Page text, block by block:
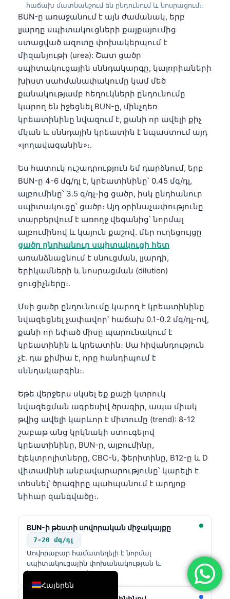
հաճախ մատնանշում են ընդունում և նոսրացում։.
BUN-ը առաջանում է այն ժամանակ, երբ
լյարդը սպիտակուցների քայքայումից
ստացված ազոտը փոխակերպում է
միզանյութի (urea): Շատ ցածր
սպիտակուցային սննդակարգը, կալորիաների
խիստ սահմանափակումը կամ մեծ
քանակությամբ հեղուկների ընդունումը
կարող են իջեցնել BUN-ը, մինչդեռ
կրեատինինը նվազում է, քանի որ ավելի քիչ
մկան և սննդային կրեատին է նպաստում այդ
«լողավազանին»։.
Ես հատուկ ուշադրություն եմ դարձնում, երբ
BUN-ը 4-6 մգ/դլ է, կրեատինինը՝ 0.45 մգ/դլ,
ալբումինը՝ 3.5 գ/դլ-ից ցածր, իսկ ընդհանուր
սպիտակուցը՝ ցածր։ Այդ օրինաչափությունը
տարբերվում է առողջ վեգանից՝ նորմալ
ալբումինով և կայուն քաշով. մեր ուղեցույցը
ցածր ընդհանուր սպիտակուցի հետ
առանձնացնում է սնուցման, լյարդի,
երիկամների և նոսրացման (dilution)
ցուցիչները։.
Մսի ցածր ընդունումը կարող է կրեատինինը
նվազեցնել չափավոր՝ հաճախ 0.1-0.2 մգ/դլ-ով,
քանի որ եփած միսը պարունակում է
կրեատինին և կրեատին։ Սա հիվանդություն
չէ. դա քիմիա է, որը հանդիպում է
սննդակարգին։.
Եթե վերջերս սկսել եք քաշի կտրուկ
նվազեցման ագրեսիվ ծրագիր, ապա միակ
թվից ավելի կարևոր է միտումը (trend): 8-12
շաբաթ անց կրկնակի ստուգելով
կրեատինինը, BUN-ը, ալբումինը,
էլեկտրոլիտները, CBC-ն, ֆերիտինը, B12-ը և D
վիտամինի անբավարարությունը՝ կարելի է
տեսնել՝ ծրագիրը պահպանում է արդյոք
նիհար զանգվածը։.
BUN-ի թեստի սովորական միջակայքը
7-20 մգ/դլ
Սովորաբար համատեղելի է նորմալ
սպիտակուցային փոխանակության և
հիդրատացիայի հետ
Հայերեն
English
Deutsch
العربية
Français
עִבְרִית
Italiano
Español
Português
Ελληνικά
Türkçe
Română
فارسی
Български
Dansk
Nederlands
Bahasa Indonesia
Íslenska
Српски језик
Svenska
Bosanski
Azərbaycan dili
Eesti
Čeština
ქართული
Русский
Lietuvių kalba
Polski
한국어
Slovenščina
Magyar
Shqip